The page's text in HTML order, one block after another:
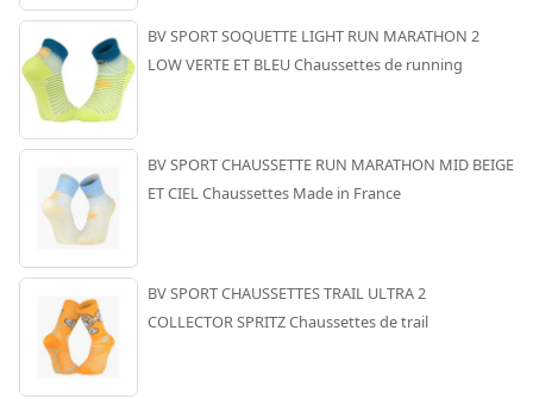
BV SPORT SOQUETTE LIGHT RUN MARATHON 2
LOW VERTE ET BLEU Chaussettes de running
BV SPORT CHAUSSETTE RUN MARATHON MID BEIGE
ET CIEL Chaussettes Made in France
BV SPORT CHAUSSETTES TRAIL ULTRA 2
COLLECTOR SPRITZ Chaussettes de trail